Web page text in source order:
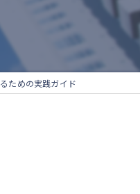
ための実践ガイド